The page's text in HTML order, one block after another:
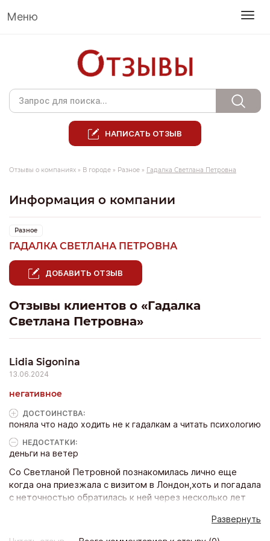
Меню
НАПИСАТЬ ОТЗЫВ
Отзывы о компаниях » В городе » Разное » Гадалка Светлана Петровна
Информация о компании
Разное
ГАДАЛКА СВЕТЛАНА ПЕТРОВНА
ДОБАВИТЬ ОТЗЫВ
Отзывы клиентов о «Гадалка
Светлана Петровна»
Lidia Sigonina
13.06.2024
негативное
ДОСТОИНCТВА:
поняла что надо ходить не к гадалкам а читать психологию
НЕДОСТАТКИ:
деньги на ветер
Со Светланой Петровной познакомилась лично еще
когда она приезжала с визитом в Лондон,хоть и погадала
с неточностью обратилась к ней через несколько лет
было неадекватное,от кого уходили меня поимет...
заплатила за срочность и каждый раз она находила
Развернуть